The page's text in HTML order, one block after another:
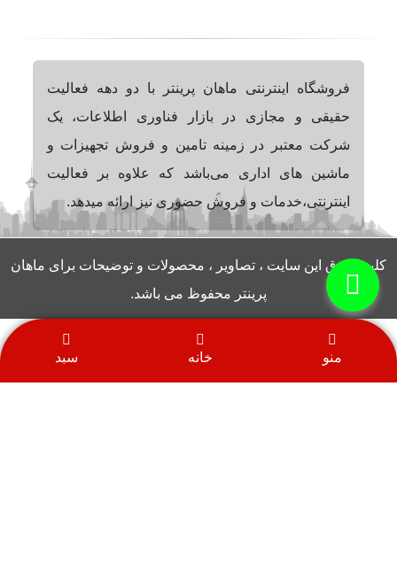
فروشگاه اینترنتی ماهان پرینتر با دو دهه فعالیت
حقیقی و مجازی در بازار فناوری اطلاعات، یک
شرکت معتبر در زمینه تامین و فروش تجهیزات و
ماشین های اداری می‌باشد که علاوه بر فعالیت
اینترنتی،خدمات و فروش حضوری نیز ارائه میدهد.
کلیه حقوق این سایت ، تصاویر ، محصولات و توضیحات برای ماهان
پرینتر محفوظ می باشد.
منو خانه سبد